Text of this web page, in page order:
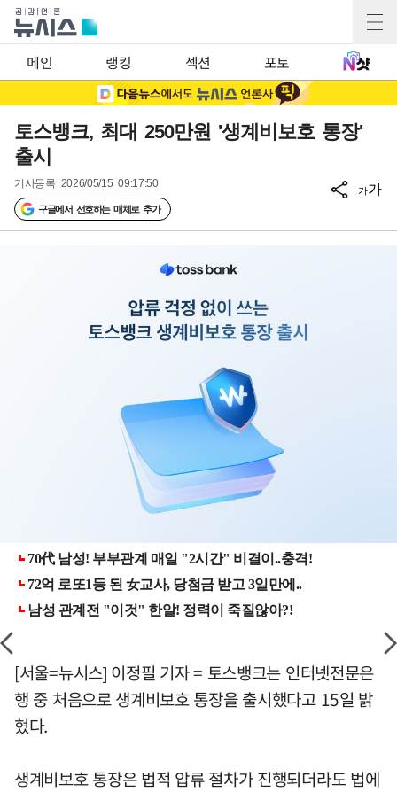
메인 랭킹 섹션 포토
토스뱅크, 최대 250만원 '생계비보호 통장'
출시
기사등록 2026/05/15 09:17:50
구글에서 선호하는 매체로 추가
가가
[서울=뉴시스] 이정필 기자 = 토스뱅크는 인터넷전문은
행 중 처음으로 생계비보호 통장을 출시했다고 15일 밝
혔다.
생계비보호 통장은 법적 압류 절차가 진행되더라도 법에